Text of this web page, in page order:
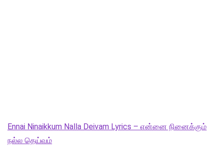
Ennai Ninaikkum Nalla Deivam Lyrics – என்னை நினைக்கும்
நல்ல தெய்வம்